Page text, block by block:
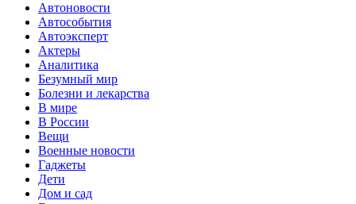
Автоновости
Автособытия
Автоэксперт
Актеры
Аналитика
Безумный мир
Болезни и лекарства
В мире
В России
Вещи
Военные новости
Гаджеты
Дети
Дом и сад